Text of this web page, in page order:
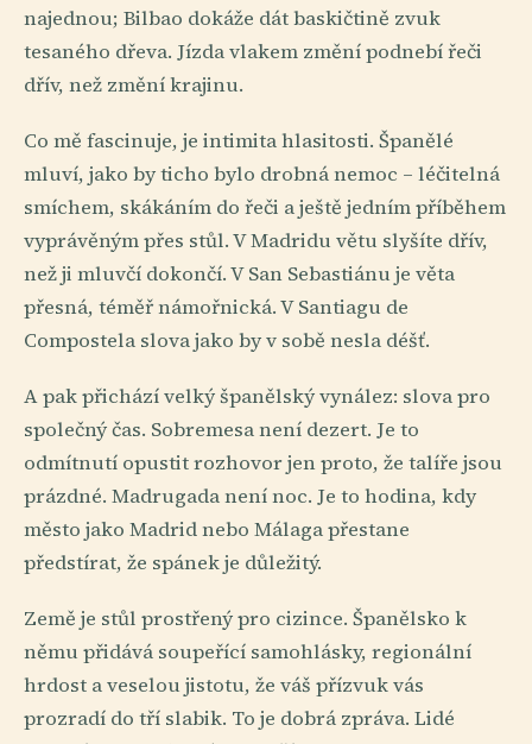
najednou; Bilbao dokáže dát baskičtině zvuk
tesaného dřeva. Jízda vlakem změní podnebí řeči
dřív, než změní krajinu.
Co mě fascinuje, je intimita hlasitosti. Španělé
mluví, jako by ticho bylo drobná nemoc – léčitelná
smíchem, skákáním do řeči a ještě jedním příběhem
vyprávěným přes stůl. V Madridu větu slyšíte dřív,
než ji mluvčí dokončí. V San Sebastiánu je věta
přesná, téměř námořnická. V Santiagu de
Compostela slova jako by v sobě nesla déšť.
A pak přichází velký španělský vynález: slova pro
společný čas. Sobremesa není dezert. Je to
odmítnutí opustit rozhovor jen proto, že talíře jsou
prázdné. Madrugada není noc. Je to hodina, kdy
město jako Madrid nebo Málaga přestane
předstírat, že spánek je důležitý.
Země je stůl prostřený pro cizince. Španělsko k
němu přidává soupeřící samohlásky, regionální
hrdost a veselou jistotu, že váš přízvuk vás
prozradí do tří slabik. To je dobrá zpráva. Lidé